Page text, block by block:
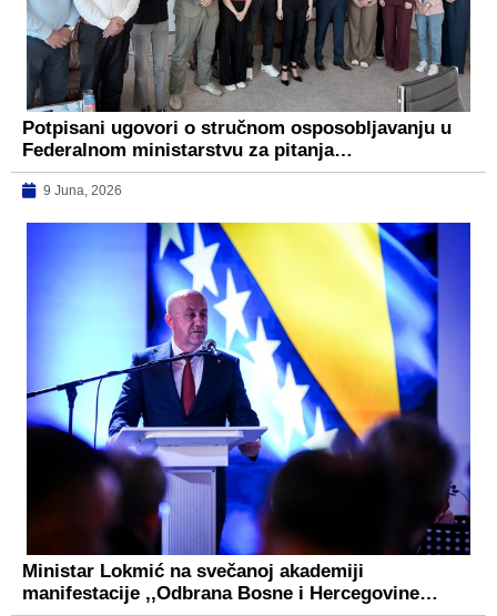
Potpisani ugovori o stručnom osposobljavanju u
Federalnom ministarstvu za pitanja…
9 Juna, 2026
Ministar Lokmić na svečanoj akademiji
manifestacije ,,Odbrana Bosne i Hercegovine…